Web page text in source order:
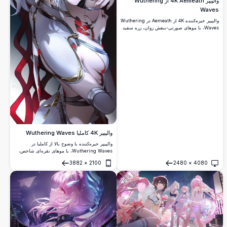
Waves
والپیپر خیره‌کننده 4K از Aemeath در Wuthering
Waves، با موهای صورتی-بنفش روان، زره سفید
4080
×
2480
باز کردن
والپیپر 4K کاملیا Wuthering Waves
والپیپر خیره‌کننده با وضوح بالا از کاملیا در
Wuthering Waves، با موهای نقره‌ای شاخص،
ماتیک با رنگ‌های تیره که برای صفحه‌نمایش
دسکتاپ و موبایل ایده‌آل است.
2100
×
3882
باز کردن